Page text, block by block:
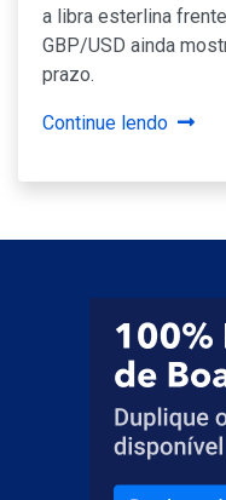
a libra esterlina
GBP/USD ainda
prazo.
Continue lendo